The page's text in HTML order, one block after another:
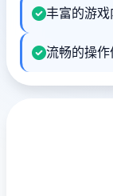
丰富的游戏
流畅的操作